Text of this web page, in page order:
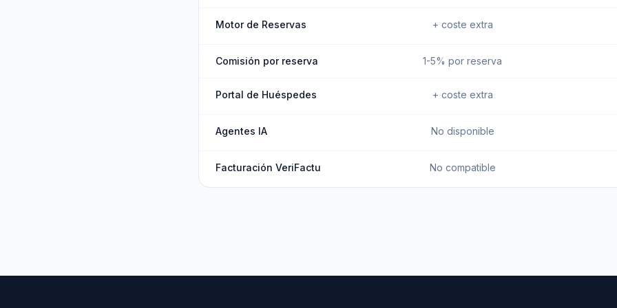
Motor de Reservas + coste extra
Comisión por reserva 1-5% por reserva
Portal de Huéspedes + coste extra
Agentes IA No disponible
Facturación VeriFactu No compatible